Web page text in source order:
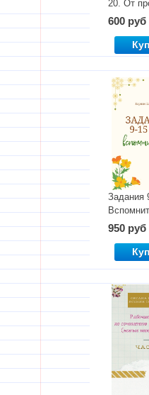
20. От
600 руб
Задания
950 руб